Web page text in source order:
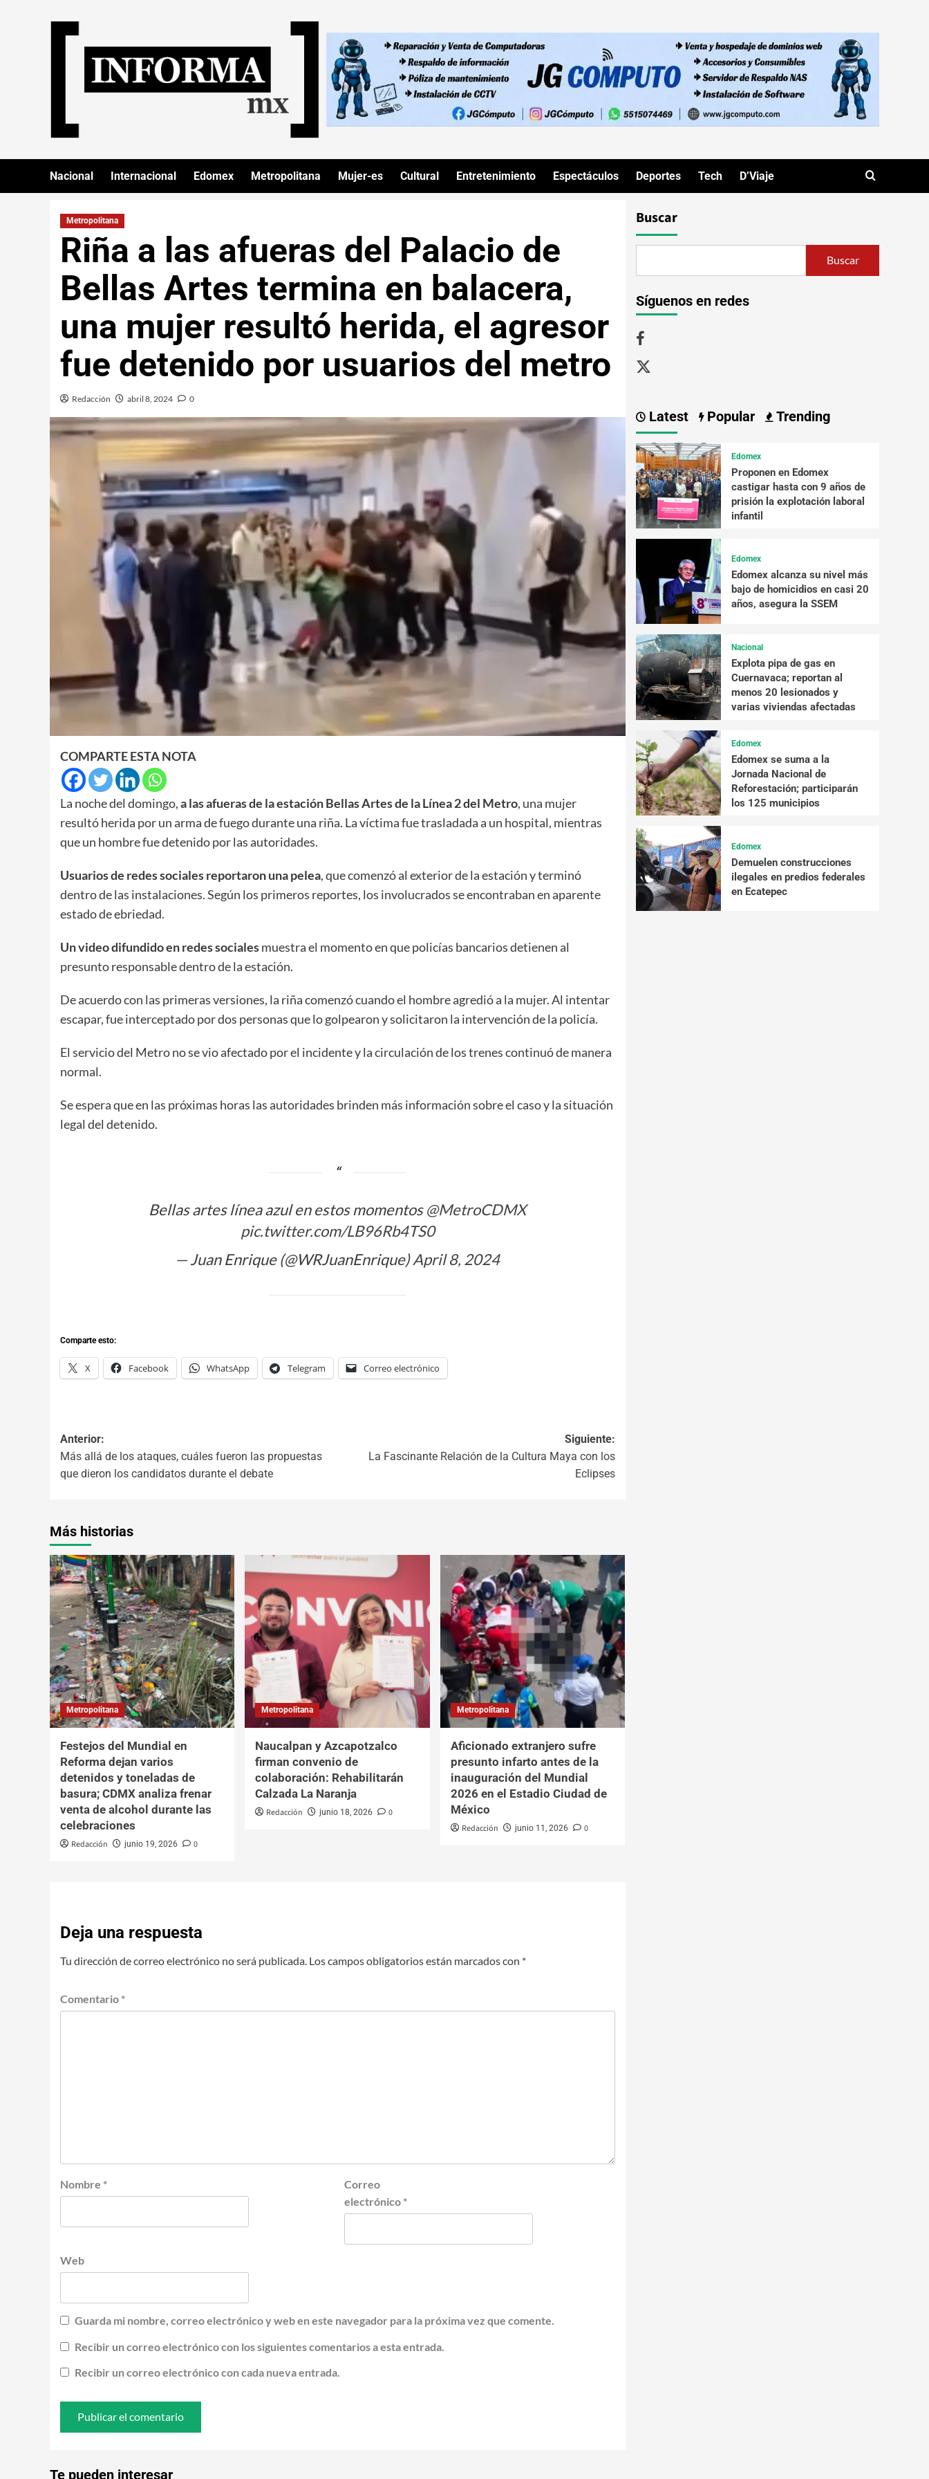
Nacional Internacional Edomex Metropolitana Mujer-es Cultural Entretenimiento Espectáculos Deportes Tech D’Viaje
Metropolitana
Riña a las afueras del Palacio de
Bellas Artes termina en balacera,
una mujer resultó herida, el agresor
fue detenido por usuarios del metro
Redacción abril 8, 2024 0
COMPARTE ESTA NOTA
La noche del domingo,a las afueras de la estación Bellas Artes de la Línea 2 del Metro, una mujer
resultó herida por un arma de fuego durante una riña. La víctima fue trasladada a un hospital, mientras
que un hombre fue detenido por las autoridades.
Usuarios de redes sociales reportaron una pelea, que comenzó al exterior de la estación y terminó
dentro de las instalaciones. Según los primeros reportes, los involucrados se encontraban en aparente
estado de ebriedad.
Un video difundido en redes socialesmuestra el momento en que policías bancarios detienen al
presunto responsable dentro de la estación.
De acuerdo con las primeras versiones, la riña comenzó cuando el hombre agredió a la mujer. Al intentar
escapar, fue interceptado por dos personas que lo golpearon y solicitaron la intervención de la policía.
El servicio del Metro no se vio afectado por el incidente y la circulación de los trenes continuó de manera
normal.
Se espera que en las próximas horas las autoridades brinden más información sobre el caso y la situación
legal del detenido.
Bellas artes línea azul en estos momentos@MetroCDMX
pic.twitter.com/LB96Rb4TS0
— Juan Enrique (@WRJuanEnrique)April 8, 2024
Comparte esto:
X Facebook WhatsApp Telegram Correo electrónico
Anterior:
Más allá de los ataques, cuáles fueron las propuestas
que dieron los candidatos durante el debate
Siguiente:
La Fascinante Relación de la Cultura Maya con los
Eclipses
Más historias
Metropolitana
Festejos del Mundial en
Reforma dejan varios
detenidos y toneladas de
basura; CDMX analiza frenar
venta de alcohol durante las
celebraciones
Redacción junio 19, 2026 0
Metropolitana
Naucalpan y Azcapotzalco
firman convenio de
colaboración: Rehabilitarán
Calzada La Naranja
Redacción junio 18, 2026 0
Metropolitana
Aficionado extranjero sufre
presunto infarto antes de la
inauguración del Mundial
2026 en el Estadio Ciudad de
México
Redacción junio 11, 2026 0
Deja una respuesta
Tu dirección de correo electrónico no será publicada. Los campos obligatorios están marcados con *
Comentario *
Nombre *
Correo
electrónico *
Web
Guarda mi nombre, correo electrónico y web en este navegador para la próxima vez que comente.
Recibir un correo electrónico con los siguientes comentarios a esta entrada.
Recibir un correo electrónico con cada nueva entrada.
Buscar
Buscar
Síguenos en redes
Latest Popular Trending
Edomex
Proponen en Edomex
castigar hasta con 9 años de
prisión la explotación laboral
infantil
Edomex
Edomex alcanza su nivel más
bajo de homicidios en casi 20
años, asegura la SSEM
Nacional
Explota pipa de gas en
Cuernavaca; reportan al
menos 20 lesionados y
varias viviendas afectadas
Edomex
Edomex se suma a la
Jornada Nacional de
Reforestación; participarán
los 125 municipios
Edomex
Demuelen construcciones
ilegales en predios federales
en Ecatepec
Te pueden interesar